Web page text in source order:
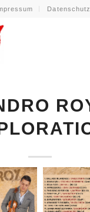
Datenschutz